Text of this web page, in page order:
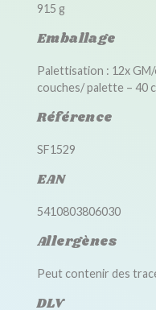
915 g
Emballage
Palettisation : 12x
couches/ palette – 40
Référence
SF1529
EAN
5410803806030
Allergènes
Peut contenir des
DLV